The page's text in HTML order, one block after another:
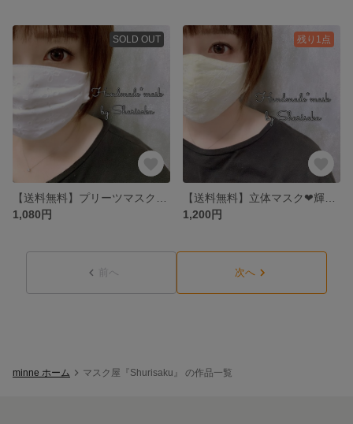
SOLD OUT
1,080円
残り1点
1,200円
前へ 次へ
minne ホーム マスク屋『Shurisaku』 の作品一覧